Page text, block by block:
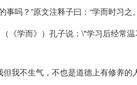
事吗？”原文注释子曰：“学而时习之。
《学而》）孔子说：\"学习后经常
我不生气，不也是道德上有修养的